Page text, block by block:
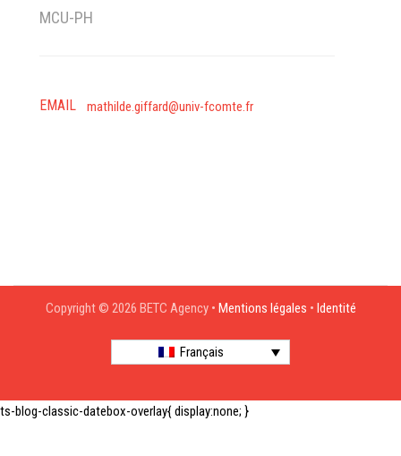
MCU-PH
EMAIL mathilde.giffard@univ-fcomte.fr
Copyright © 2026 BETC Agency • Mentions légales • Identité
Français
ts-blog-classic-datebox-overlay{ display:none; }